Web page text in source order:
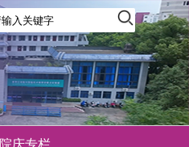
院庆专栏